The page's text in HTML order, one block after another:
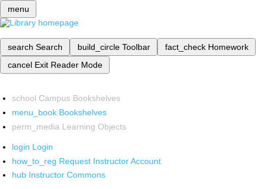
menu
search Search build_circle Toolbar fact_check Homework
cancel Exit Reader Mode
school Campus Bookshelves
menu_book Bookshelves
perm_media Learning Objects
login Login
how_to_reg Request Instructor Account
hub Instructor Commons